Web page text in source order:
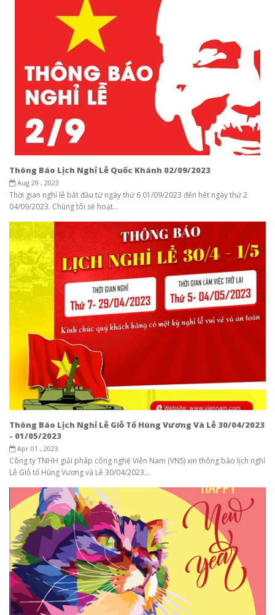
Thông Báo Lịch Nghỉ Lễ Quốc Khánh 02/09/2023
Aug 29 , 2023
Thời gian nghỉ lễ bắt đầu từ ngày thứ 6 01/09/2023 đến hết ngày thứ 2
04/09/2023. Chúng tôi sẽ hoạt...
Thông Báo Lịch Nghỉ Lễ Giỗ Tổ Hùng Vương Và Lễ 30/04/2023
- 01/05/2023
Apr 01 , 2023
Công ty TNHH giải pháp công nghệ Viễn Nam (VNS) xin thông báo lịch nghỉ
Lễ Giỗ tổ Hùng Vương và Lễ 30/04/2023...